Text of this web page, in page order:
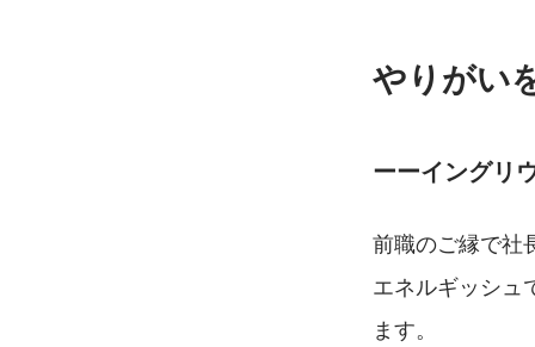
やりがい
ーーイングリ
前職のご縁で社
エネルギッシュ
ます。